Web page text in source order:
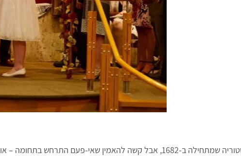
למדינת דלאוור שבארה”ב היסטוריה שמתחילה ב-1682, אבל קשה להאמין שאי-פעם התרחש בתחומה – או